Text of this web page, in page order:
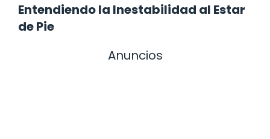
Entendiendo la Inestabilidad al Estar
de Pie
Anuncios